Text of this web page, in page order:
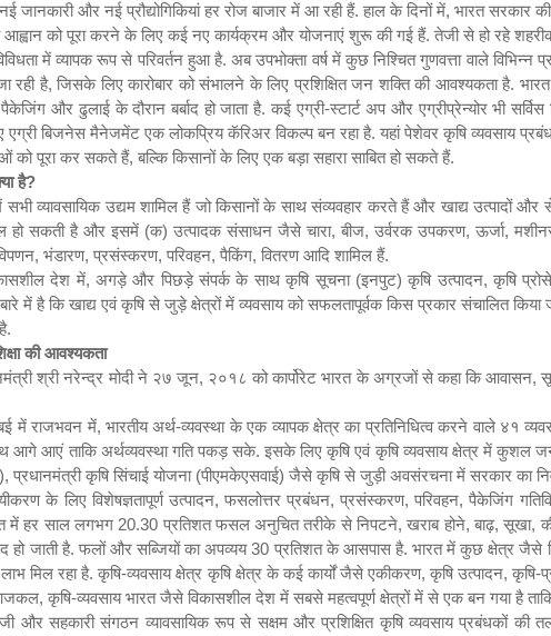
जानकारी और नई प्रौद्योगिकियां हर रोज बाजार में आ रही हैं. हाल के दिनों में, भारत सरकार
आह्वान को पूरा करने के लिए कई नए कार्यक्रम और योजनाएं शुरू की गई हैं. तेजी से हो रहे
में व्यापक रूप से परिवर्तन हुआ है. अब उपभोक्ता वर्ष में कुछ निश्चित गुणवत्ता वाले विभिन्न
रही है, जिसके लिए कारोबार को संभालने के लिए प्रशिक्षित जन शक्ति की आवश्यकता है.
और ढुलाई के दौरान बर्बाद हो जाता है. कई एग्री-स्टार्ट अप और एग्रीप्रेन्योर भी सर्विस
एग्री बिजनेस मैनेजमेंट एक लोकप्रिय कॅरिअर विकल्प बन रहा है. यहां पेशेवर कृषि व्यवसाय
को पूरा कर सकते हैं, बल्कि किसानों के लिए एक बड़ा सहारा साबित हो सकते हैं.
है?
सभी व्यावसायिक उद्यम शामिल हैं जो किसानों के साथ संव्यवहार करते हैं और खाद्य उत्पादों
हो सकती है और इसमें (क) उत्पादक संसाधन जैसे चारा, बीज, उर्वरक उपकरण, ऊर्जा,
, भंडारण, प्रसंस्करण, परिवहन, पैकिंग, वितरण आदि शामिल हैं.
देश में, अगड़े और पिछड़े संपर्क के साथ कृषि सूचना (इनपुट) कृषि उत्पादन,कृषि
में है कि खाद्य एवं कृषि से जुड़े क्षेत्रों में व्यवसाय को सफलतापूर्वक किस प्रकार संचालित किया
की आवश्यकता
श्री नरेन्द्र मोदी ने २७ जून, २०१८ को कार्पोरेट भारत के अग्रजों से कहा कि आवासन,
में राजभवन में,भारतीय अर्थ-व्यवस्था के एक व्यापक क्षेत्र का प्रतिनिधित्व करने वाले ४१
आगे आएं ताकि अर्थव्यवस्था गति पकड़ सके. इसके लिए कृषि एवं कृषि व्यवसाय क्षेत्र में कुशल
, प्रधानमंत्री कृषि सिंचाई योजना (पीएमकेएसवाई) जैसे कृषि से जुड़ी अवसंरचना में सरकार का
के लिए विशेषज्ञतापूर्ण उत्पादन, फसलोत्तर प्रबंधन,प्रसंस्करण,परिवहन,पैकेजिंग
में हर साल लगभग 20.30 प्रतिशत फसल अनुचित तरीके से निपटने,खराब होने, बाढ़,सूखा,
हो जाती है. फलों और सब्जियों का अपव्यय30 प्रतिशत के आसपास है. भारत में कुछ क्षेत्र जैसे
लाभ मिल रहा है. कृषि-व्यवसाय क्षेत्र कृषि क्षेत्र के कई कार्यों जैसे एकीकरण,कृषि उत्पादन,कृषि-
आजकल, कृषि-व्यवसाय भारत जैसे विकासशील देश में सबसे महत्वपूर्ण क्षेत्रों में से एक बन गया है
और सहकारी संगठन व्यावसायिक रूप से सक्षम और प्रशिक्षित कृषि व्यवसाय प्रबंधकों की